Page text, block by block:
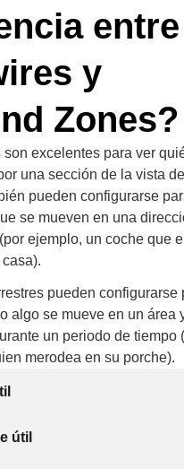
entre
y
Zones?
son excelentes para ver
una sección de la vista
pueden configurarse
se mueven en una
ejemplo, un coche que
pueden configurarse
algo se mueve en un área
un periodo de tiempo
merodea en su porche).
útil